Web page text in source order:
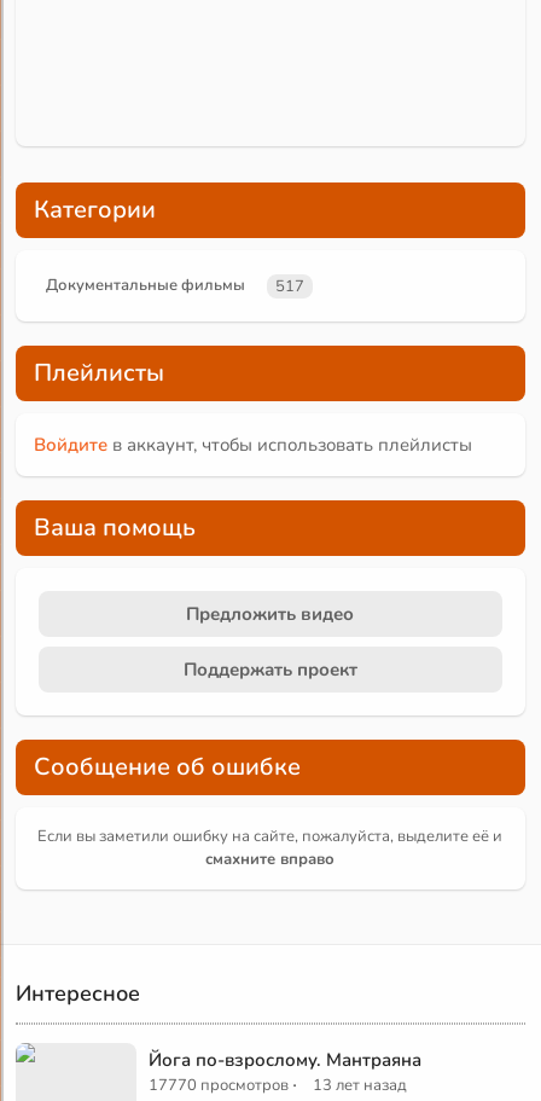
Категории
Документальные фильмы 517
Плейлисты
Войдите в аккаунт, чтобы использовать плейлисты
Ваша помощь
Предложить видео
Поддержать проект
Сообщение об ошибке
Если вы заметили ошибку на сайте, пожалуйста, выделите её и
смахните вправо
Интересное
Йога по-взрослому. Мантраяна
17770 просмотров · 13 лет назад